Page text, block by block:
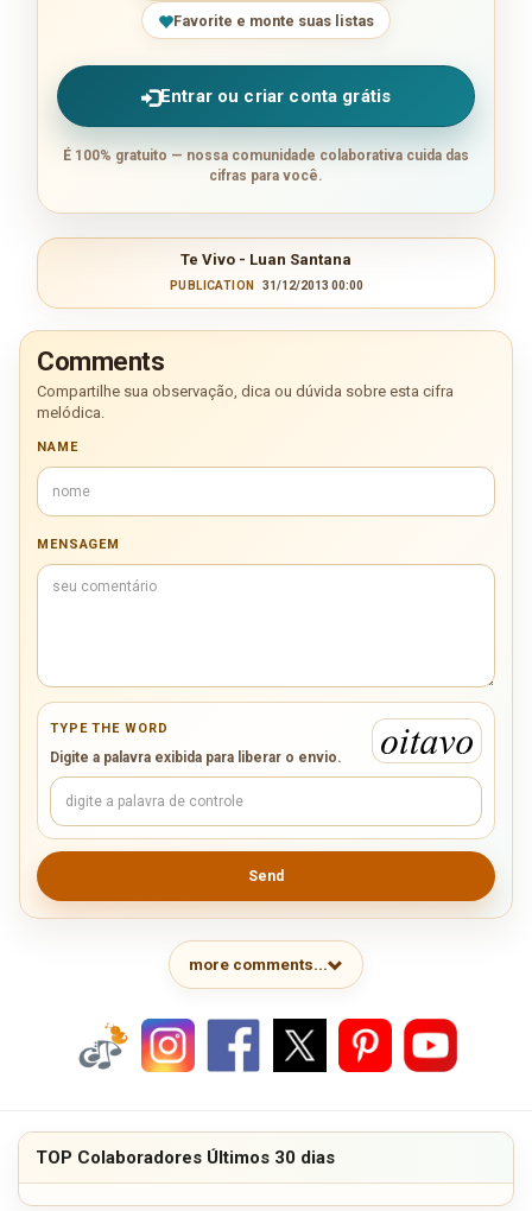
Favorite e monte suas listas
Entrar ou criar conta grátis
É 100% gratuito — nossa comunidade colaborativa cuida das
cifras para você.
Te Vivo - Luan Santana
PUBLICATION 31/12/2013 00:00
Comments
Compartilhe sua observação, dica ou dúvida sobre esta cifra
melódica.
NAME
MENSAGEM
TYPE THE WORD
Digite a palavra exibida para liberar o envio.
Send
more comments...
TOP Colaboradores Últimos 30 dias